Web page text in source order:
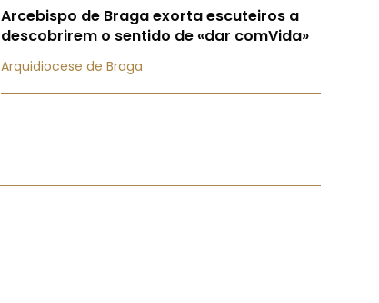
Arcebispo de Braga exorta escuteiros a
descobrirem o sentido de «dar comVida»
Arquidiocese de Braga